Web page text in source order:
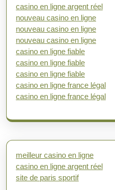
casino en ligne argent réel
nouveau casino en ligne
nouveau casino en ligne
nouveau casino en ligne
casino en ligne fiable
casino en ligne fiable
casino en ligne fiable
casino en ligne france légal
casino en ligne france légal
meilleur casino en ligne
casino en ligne argent réel
site de paris sportif